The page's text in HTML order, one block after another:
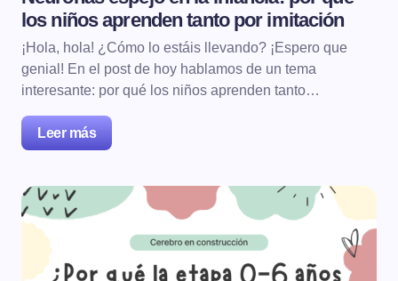
los niños aprenden tanto por imitación
¡Hola, hola! ¿Cómo lo estáis llevando? ¡Espero que
genial! En el post de hoy hablamos de un tema
interesante: por qué los niños aprenden tanto…
Leer más